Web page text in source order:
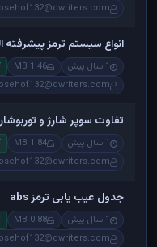
انواع سیستم ترمز پیشرفته
1 سال پیش 1.46 MB
تفاوت سوپر شارژ و
1 سال پیش 1.84 MB
جدول عیب یابی ترمز abs
1 سال پیش 0.88 MB